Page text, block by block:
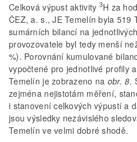
Celková výpust aktivity 3H za
ČEZ, a. s., JE Temelín byla 519
sumárních bilancí na
provozovatele byl tedy menší
%). Porovnání kumulované
vypočtené pro jednotlivé profily
Temelín je zobrazeno na obr. 8.
zejména nejistotám měření,
i stanovení celkových výpustí a
jsou výsledky nezávislého
Temelín ve velmi dobré shodě.